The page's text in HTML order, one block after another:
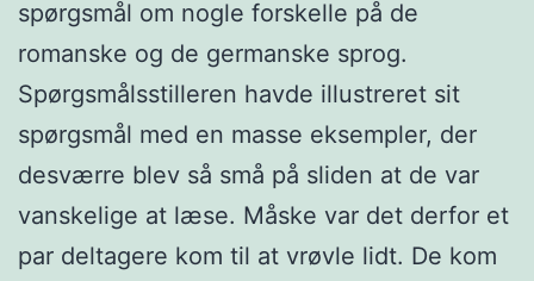
spørgsmål om nogle forskelle på de
romanske og de germanske sprog.
Spørgsmålsstilleren havde illustreret sit
spørgsmål med en masse eksempler, der
desværre blev så små på sliden at de var
vanskelige at læse. Måske var det derfor et
par deltagere kom til at vrøvle lidt. De kom